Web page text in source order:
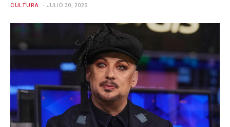
CULTURA JULIO 30, 2026